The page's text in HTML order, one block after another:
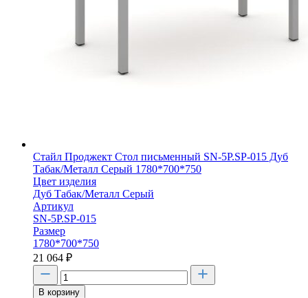
Стайл Проджект Стол письменный SN-5P.SP-015 Дуб
Табак/Металл Серый 1780*700*750
Цвет изделия
Дуб Табак/Металл Серый
Артикул
SN-5P.SP-015
Размер
1780*700*750
21 064 ₽
В корзину